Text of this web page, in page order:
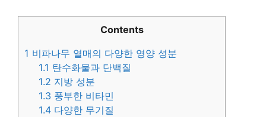
Contents
1 비파나무 열매의 다양한 영양 성분
1.1 탄수화물과 단백질
1.2 지방 성분
1.3 풍부한 비타민
1.4 다양한 무기질